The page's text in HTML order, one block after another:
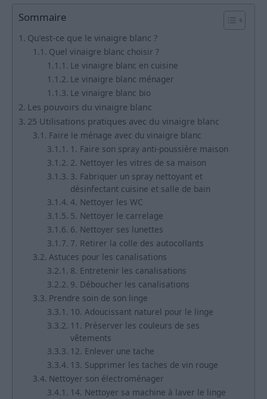
Sommaire
Qu’est-ce que le vinaigre blanc ?
Quel vinaigre blanc choisir ?
Le vinaigre blanc en cuisine
Le vinaigre blanc ménager
Le vinaigre blanc bio
Les pouvoirs du vinaigre blanc
25 Utilisations pratiques avec du vinaigre blanc
Faire le ménage avec du vinaigre blanc
1. Faire son spray anti-poussière maison
2. Nettoyer les vitres de sa maison
3. Fabriquer un spray nettoyant et
désinfectant cuisine et salle de bain
4. Nettoyer les WC
5. Nettoyer le carrelage
6. Nettoyer ses lunettes
7. Retirer la colle des autocollants
Astuces pour les canalisations
8. Entretenir les canalisations
9. Déboucher les canalisations
Prendre soin de son linge
10. Adoucissant naturel pour le linge
11. Préserver les couleurs de ses
vêtements
12. Enlever une tache
13. Supprimer les taches de vin rouge
Nettoyer son électroménager
14. Nettoyer sa machine à laver le linge